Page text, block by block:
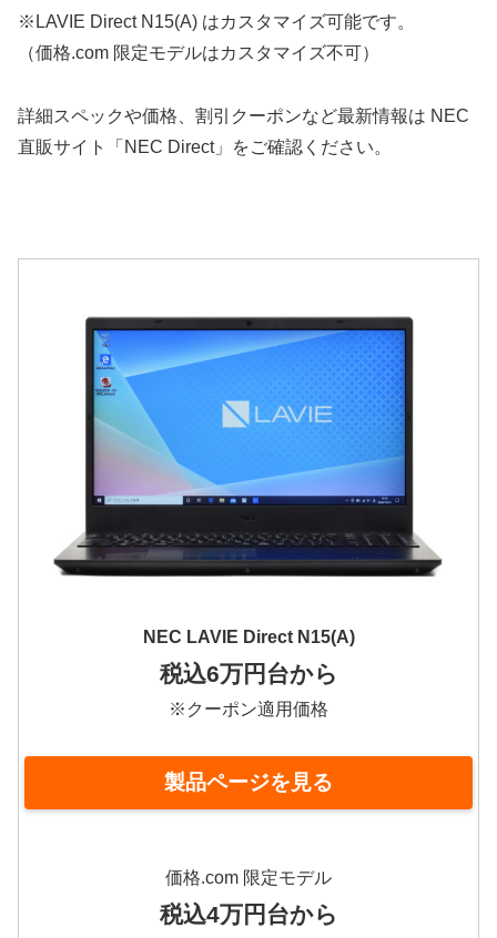
※LAVIE Direct N15(A) はカスタマイズ可能です。
（価格.com 限定モデルはカスタマイズ不可）
詳細スペックや価格、割引クーポンなど最新情報は NEC
直販サイト「NEC Direct」をご確認ください。
NEC LAVIE Direct N15(A)
税込6万円台から
※クーポン適用価格
製品ページを見る
価格.com 限定モデル
税込4万円台から